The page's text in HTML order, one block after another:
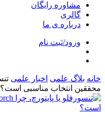
مشاوره رایگان
گالری
درباره ی ما
ورود/ثبت نام
خانه بلاگ علمی اخبار علمی
محققین انتخاب مناسبی است؟